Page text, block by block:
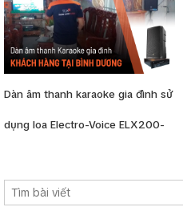
Dàn âm thanh karaoke gia đình sử
dụng loa Electro-Voice ELX200-